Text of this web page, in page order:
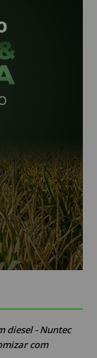
diesel - Nuntec
com